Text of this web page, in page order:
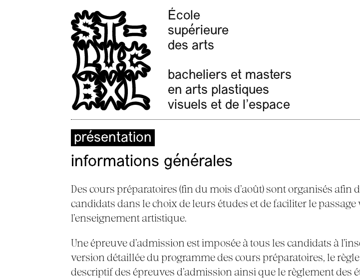
École
supérieure
des arts
bacheliers et masters
en arts plastiques
visuels et de l'espace
présentation
informations générales
Des cours préparatoires (fin du mois d’août) sont organisés afin
candidats dans le choix de leurs études et de faciliter le passage
l’enseignement artistique.
Une épreuve d’admission est imposée à tous les candidats à
version détaillée du programme des cours préparatoires, le
descriptif des épreuves d’admission ainsi que le règlement des